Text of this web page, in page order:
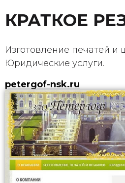
КРАТКОЕ
Изготовление печатей и
Юридические услуги.
petergof-nsk.ru